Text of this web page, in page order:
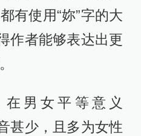
有使用“妳”字的大
作者能够表达出更
男女平等意义
甚少，且多为女性